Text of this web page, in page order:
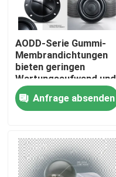
Produkte
AODD-Serie Gummi-
Membrandichtungen
bieten geringen
Wartungsaufwand und
gleichbleibende
Toleranzen von ±0,02
mm für
Anfrage absenden